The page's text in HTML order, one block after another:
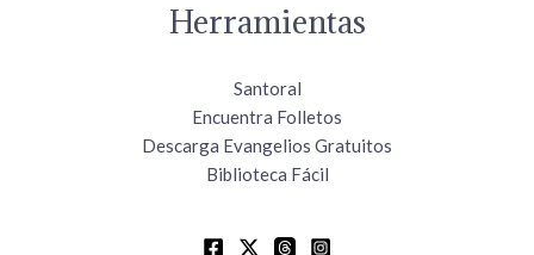
Herramientas
Santoral
Encuentra Folletos
Descarga Evangelios Gratuitos
Biblioteca Fácil